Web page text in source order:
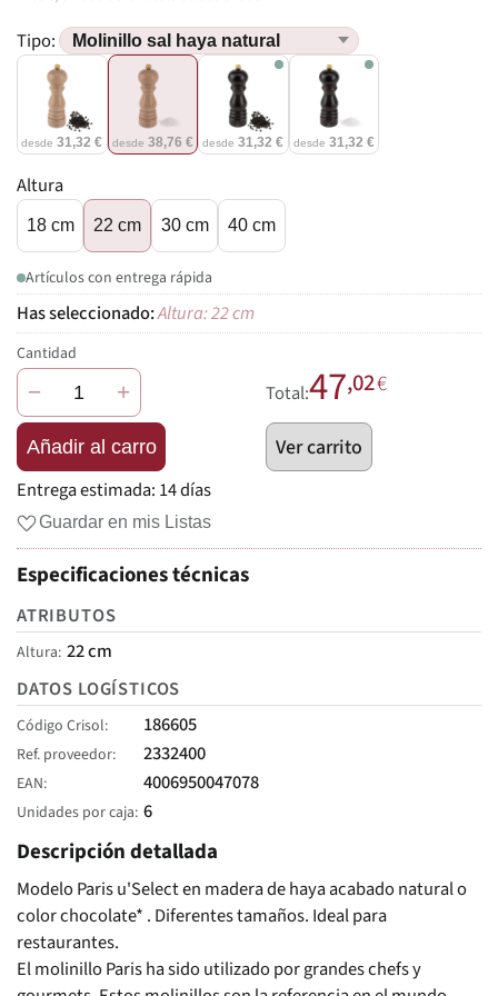
Tipo:
desde31,32 € desde 38,76 € desde31,32 € desde 31,32 €
Altura
18 cm 22 cm 30 cm 40 cm
Artículos con entrega rápida
Altura: 22 cm
Cantidad
− +
Añadir al carro
Total:47,02€
Ver carrito
Entrega estimada: 14 días
Guardar en mis Listas
Especificaciones técnicas
ATRIBUTOS
Altura 22 cm
DATOS LOGÍSTICOS
Código Crisol 186605
Ref. proveedor 2332400
EAN 4006950047078
Unidades por caja 6
Descripción detallada
Modelo Paris u'Select en madera de haya acabado natural o
color chocolate* . Diferentes tamaños. Ideal para
restaurantes.
El molinillo Paris ha sido utilizado por grandes chefs y